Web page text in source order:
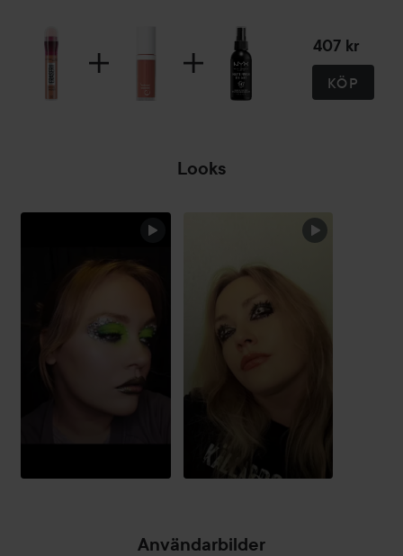
407 kr
KÖP
Looks
HOPPA ÖVER SEKTIONEN
Användarbilder